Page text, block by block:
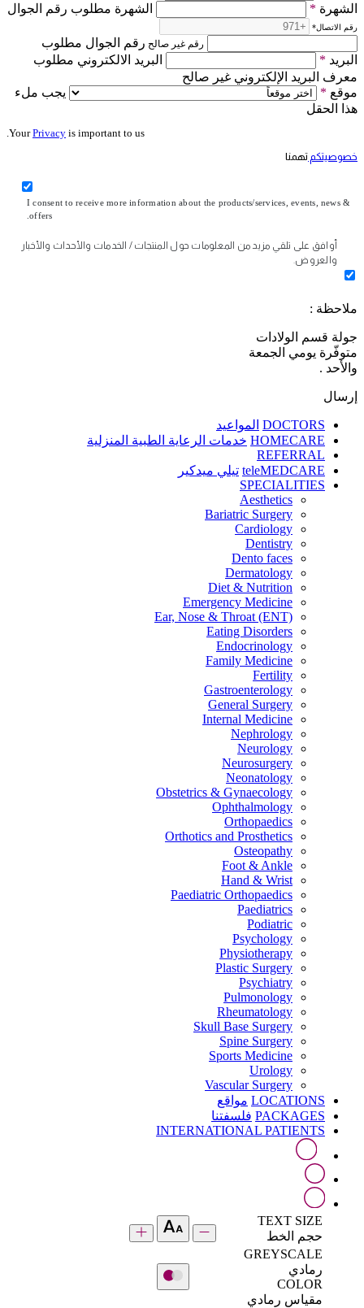
الشهرة * الشهرة مطلوب رقم الجوال
رقم الاتصال*
رقم غير صالح رقم الجوال مطلوب
البريد *
البريد الالكتروني مطلوب
معرف البريد الإلكتروني غير صالح
موقع *
يجب ملء
هذا الحقل
YourPrivacy is important to us.
خصوصيتكم تهمنا
I consent to receive more information about the products/services, events, news &
offers.
أوافق على تلقي مزيد من المعلومات حول المنتجات / الخدمات والأحداث والأخبار
والعروض.
ملاحظة :
جولة قسم الولادات
متوفّرة يومي الجمعة
والأحد .
إرسال
DOCTORS المواعيد
HOMECARE خدمات الرعاية الطبية المنزلية
REFERRAL
teleMEDCARE تيلي ميدكير
SPECIALITIES
Aesthetics
Bariatric Surgery
Cardiology
Dentistry
Dento faces
Dermatology
Diet & Nutrition
Emergency Medicine
Ear, Nose & Throat (ENT)
Eating Disorders
Endocrinology
Family Medicine
Fertility
Gastroenterology
General Surgery
Internal Medicine
Nephrology
Neurology
Neurosurgery
Neonatology
Obstetrics & Gynaecology
Ophthalmology
Orthopaedics
Orthotics and Prosthetics
Osteopathy
Foot & Ankle
Hand & Wrist
Paediatric Orthopaedics
Paediatrics
Podiatric
Psychology
Physiotherapy
Plastic Surgery
Psychiatry
Pulmonology
Rheumatology
Skull Base Surgery
Spine Surgery
Sports Medicine
Urology
Vascular Surgery
LOCATIONS مواقع
PACKAGES فلسفتنا
INTERNATIONAL PATIENTS
TEXT SIZE
حجم الخط
GREYSCALE
رمادي
COLOR
مقياس رمادي